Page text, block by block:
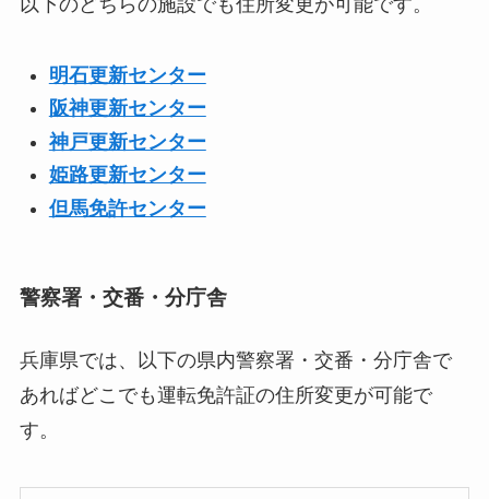
明石更新センター
阪神更新センター
神戸更新センター
姫路更新センター
但馬免許センター
警察署・交番・分庁舎
兵庫県では、以下の県内警察署・交番・分庁舎で
あればどこでも運転免許証の住所変更が可能で
す。